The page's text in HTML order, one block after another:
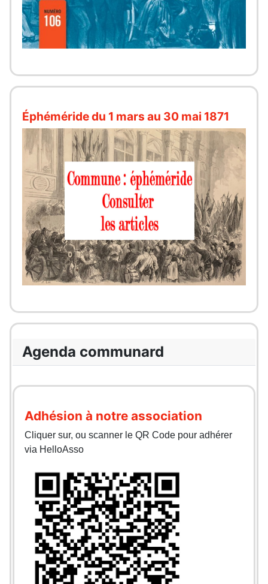
Éphéméride du 1 mars au 30 mai 1871
Agenda communard
Adhésion à notre association
Cliquer sur, ou scanner le QR Code pour adhérer
via HelloAsso